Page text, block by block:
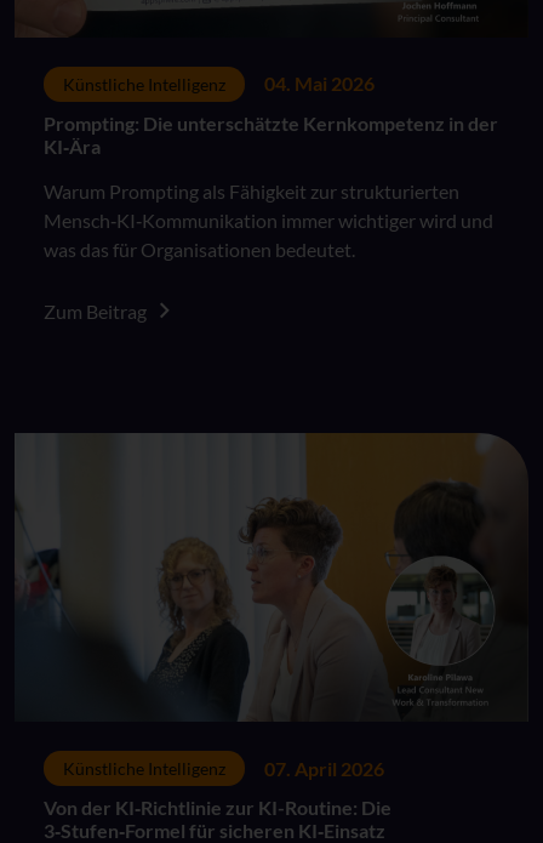
Künstliche Intelligenz
04. Mai 2026
Prompting: Die unterschätzte Kernkompetenz in der
KI‑Ära
Warum Prompting als Fähigkeit zur strukturierten
Mensch‑KI‑Kommunikation immer wichtiger wird und
was das für Organisationen bedeutet.
Zum Beitrag
Künstliche Intelligenz
07. April 2026
Von der KI‑Richtlinie zur KI-Routine: Die
3‑Stufen‑Formel für sicheren KI‑Einsatz